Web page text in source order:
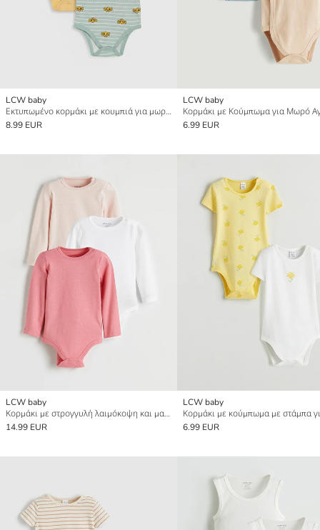
LCW baby
Εκτυπωμένο κορμάκι με κουμπιά για μωρό αγόρι 2 τεμάχια
8.99 EUR
LCW baby
6.99 EUR
LCW baby
Κορμάκι με στρογγυλή λαιμόκοψη και μακρύ μανίκι για μωρό κορίτσι με κουμπώματα, τριπλή συσκευασία (3 τεμάχια)
14.99 EUR
LCW baby
6.99 EUR